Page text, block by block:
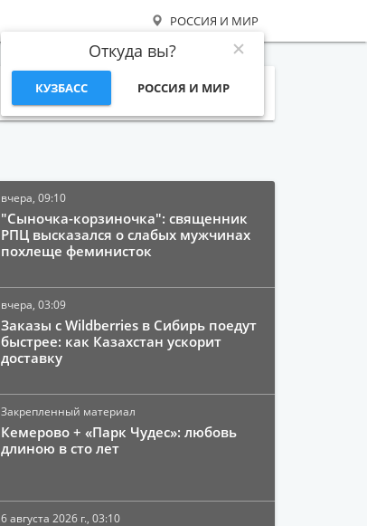
РОССИЯ И МИР
Откуда вы?
КУЗБАСС РОССИЯ И МИР
Поиск
вчера, 09:10
"Сыночка-корзиночка": священник
РПЦ высказался о слабых мужчинах
похлеще феминисток
вчера, 03:09
Заказы с Wildberries в Сибирь поедут
быстрее: как Казахстан ускорит
доставку
Закрепленный материал
Кемерово + «Парк Чудес»: любовь
длиною в сто лет
6 августа 2026 г., 03:10